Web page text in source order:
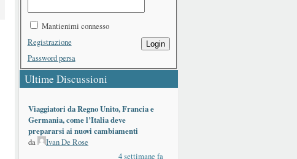
Mantienimi connesso
Login
Registrazione
Password persa
Ultime Discussioni
Viaggiatori da Regno Unito, Francia e
Germania, come l’Italia deve
prepararsi ai nuovi cambiamenti
da
Ivan De Rose
4 settimane fa